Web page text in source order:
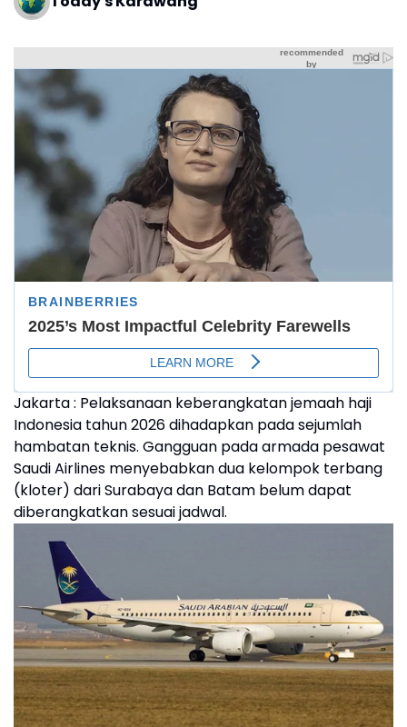
Jakarta : Pelaksanaan keberangkatan jemaah haji
Indonesia tahun 2026 dihadapkan pada sejumlah
hambatan teknis. Gangguan pada armada pesawat
Saudi Airlines menyebabkan dua kelompok terbang
(kloter) dari Surabaya dan Batam belum dapat
diberangkatkan sesuai jadwal.